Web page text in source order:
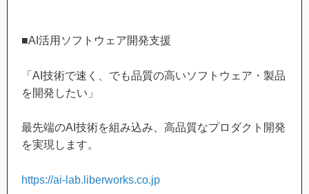
■AI活用ソフトウェア開発支援
「AI技術で速く、でも品質の高いソフトウェア・製品
を開発したい」
最先端のAI技術を組み込み、高品質なプロダクト開発
を実現します。
https://ai-lab.liberworks.co.jp